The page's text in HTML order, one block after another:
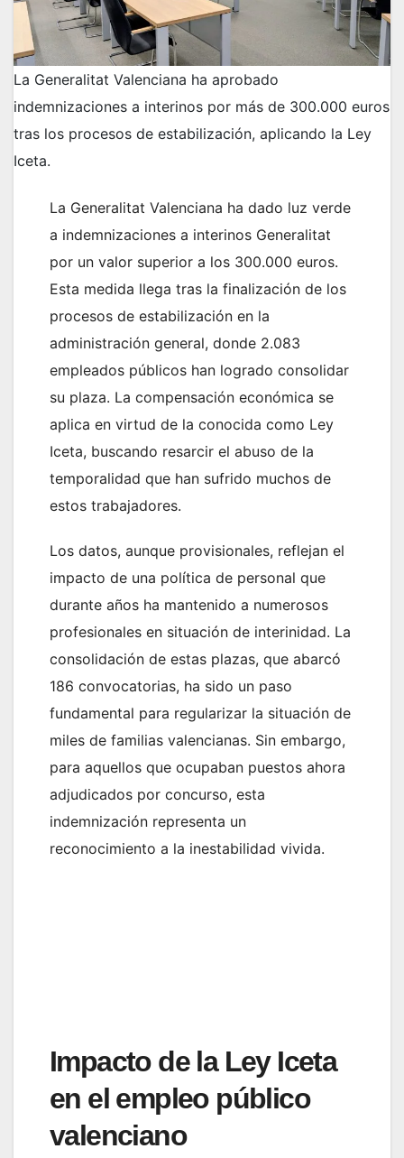
La Generalitat Valenciana ha aprobado
indemnizaciones a interinos por más de 300.000 euros
tras los procesos de estabilización, aplicando la Ley
Iceta.
La Generalitat Valenciana ha dado luz verde
a indemnizaciones a interinos Generalitat
por un valor superior a los 300.000 euros.
Esta medida llega tras la finalización de los
procesos de estabilización en la
administración general, donde 2.083
empleados públicos han logrado consolidar
su plaza. La compensación económica se
aplica en virtud de la conocida como Ley
Iceta, buscando resarcir el abuso de la
temporalidad que han sufrido muchos de
estos trabajadores.
Los datos, aunque provisionales, reflejan el
impacto de una política de personal que
durante años ha mantenido a numerosos
profesionales en situación de interinidad. La
consolidación de estas plazas, que abarcó
186 convocatorias, ha sido un paso
fundamental para regularizar la situación de
miles de familias valencianas. Sin embargo,
para aquellos que ocupaban puestos ahora
adjudicados por concurso, esta
indemnización representa un
reconocimiento a la inestabilidad vivida.
Impacto de la Ley Iceta
en el empleo público
valenciano